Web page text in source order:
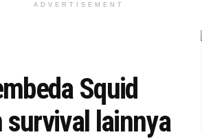
ADVERTISEMENT
Squid
survival lainnya